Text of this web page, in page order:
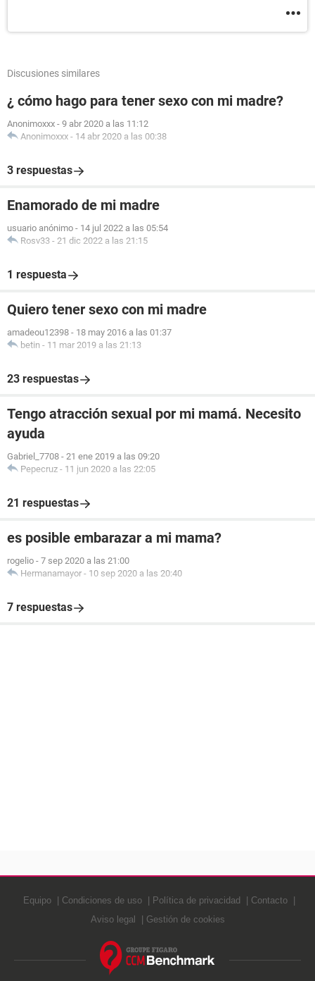
Discusiones similares
¿ cómo hago para tener sexo con mi madre?
Anonimoxxx - 9 abr 2020 a las 11:12
Anonimoxxx - 14 abr 2020 a las 00:38
3 respuestas
Enamorado de mi madre
usuario anónimo - 14 jul 2022 a las 05:54
Rosv33 - 21 dic 2022 a las 21:15
1 respuesta
Quiero tener sexo con mi madre
amadeou12398 - 18 may 2016 a las 01:37
betin - 11 mar 2019 a las 21:13
23 respuestas
Tengo atracción sexual por mi mamá. Necesito
ayuda
Gabriel_7708 - 21 ene 2019 a las 09:20
Pepecruz - 11 jun 2020 a las 22:05
21 respuestas
es posible embarazar a mi mama?
rogelio - 7 sep 2020 a las 21:00
Hermanamayor - 10 sep 2020 a las 20:40
7 respuestas
Equipo Condiciones de uso Política de privacidad
Contacto
Aviso legal
Gestión de cookies